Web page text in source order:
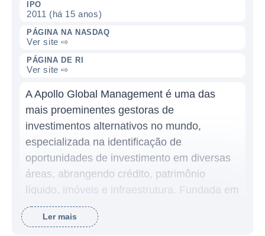
IPO
2011 (há 15 anos)
PÁGINA NA NASDAQ
Ver site ⇨
PÁGINA DE RI
Ver site ⇨
A Apollo Global Management é uma das
mais proeminentes gestoras de
investimentos alternativos no mundo,
especializada na identificação de
oportunidades de investimento em diversas
áreas, abrangendo crédito, patrimônio
líquido, imóveis e infraestrutura. Fundada em
1990, a empresa possui uma vasta
experiência e um histórico consolidado no
Ler mais